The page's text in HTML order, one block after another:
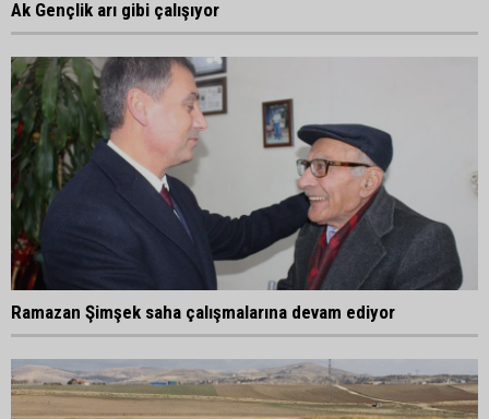
Ak Gençlik arı gibi çalışıyor
Ramazan Şimşek saha çalışmalarına devam ediyor